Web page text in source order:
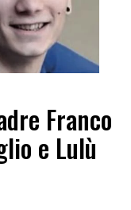
Franco
e Lulù